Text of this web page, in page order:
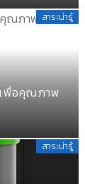
สาระน่ารู้
เพื่อคุณภาพ
สาระน่ารู้